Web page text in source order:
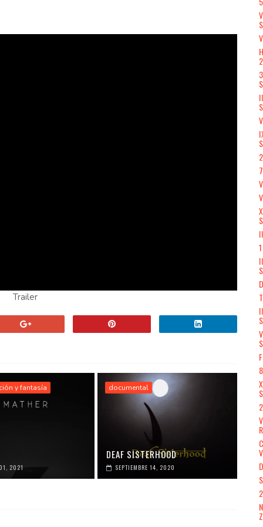
Trailer
y fantasía
2021
documental
DEAF SISTERHOOD
SEPTIEMBRE 14, 2020